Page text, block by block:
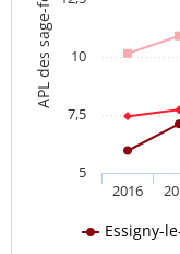
Essigny-
2016
5
7,5
10